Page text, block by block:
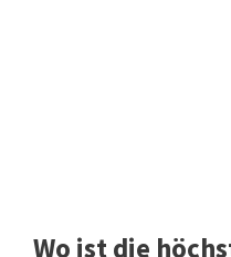
Wo ist die